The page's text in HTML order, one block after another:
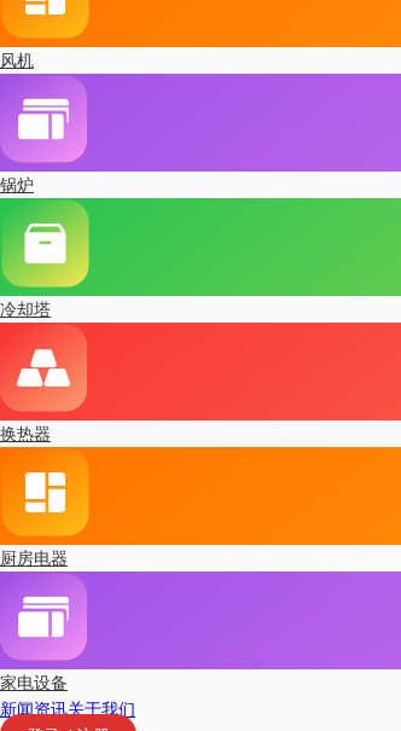
风机
锅炉
冷却塔
换热器
厨房电器
家电设备
新闻资讯关于我们